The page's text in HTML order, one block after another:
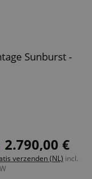
Sunburst -
2.790,00 €
verzenden (NL) incl.